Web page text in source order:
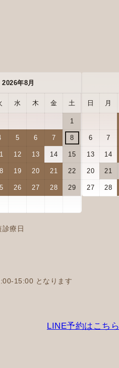
2026年8月
水 木 金 土
1
5 6 7 8
12 13 14 15
19 20 21 22
26 27 28 29
日 月
6 7
13 14
20 21
27 28
診療日
15:00 となります
LINE予約はこちら